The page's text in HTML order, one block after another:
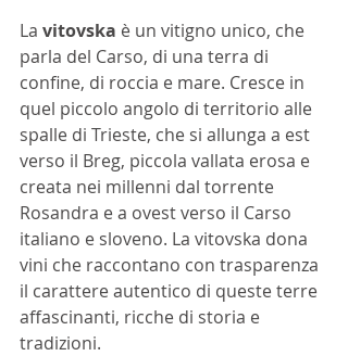
La vitovska è un vitigno unico, che
parla del Carso, di una terra di
confine, di roccia e mare. Cresce in
quel piccolo angolo di territorio alle
spalle di Trieste, che si allunga a est
verso il Breg, piccola vallata erosa e
creata nei millenni dal torrente
Rosandra e a ovest verso il Carso
italiano e sloveno. La vitovska dona
vini che raccontano con trasparenza
il carattere autentico di queste terre
affascinanti, ricche di storia e
tradizioni.